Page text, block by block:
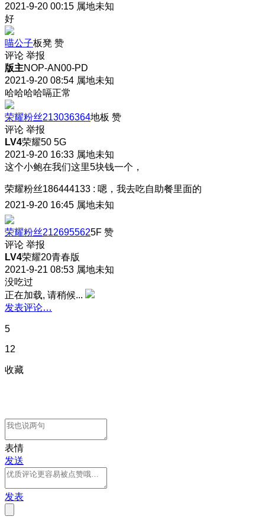
2021-9-20 00:15 属地未知
好
喵公子板凳 赞
评论 举报
版主NOP-AN00-PD
2021-9-20 08:54 属地未知
哈哈哈哈嗝正常
荣耀粉丝213036364地板 赞
评论 举报
LV4荣耀50 5G
2021-9-20 16:33 属地未知
这个小鲍在我们这里5块钱一个，
荣耀粉丝186444133 : 嗯，我去吃自助餐里面的
2021-9-20 16:45 属地未知
荣耀粉丝2126955625F 赞
评论 举报
LV4荣耀20青春版
2021-9-21 08:53 属地未知
没吃过
正在加载, 请稍候...
发表评论…
5
12
收藏
表情
发送
发表